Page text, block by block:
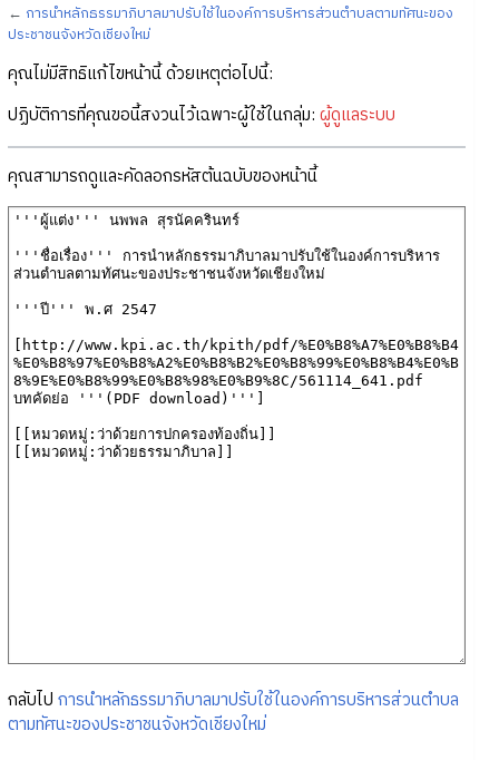
← การนำหลักธรรมาภิบาลมาปรับใช้ในองค์การบริหารส่วนตำบลตามทัศนะของ
ประชาชนจังหวัดเชียงใหม่
คุณไม่มีสิทธิแก้ไขหน้านี้ ด้วยเหตุต่อไปนี้:
ปฏิบัติการที่คุณขอนี้สงวนไว้เฉพาะผู้ใช้ในกลุ่ม: ผู้ดูแลระบบ
คุณสามารถดูและคัดลอกรหัสต้นฉบับของหน้านี้
กลับไป การนำหลักธรรมาภิบาลมาปรับใช้ในองค์การบริหารส่วนตำบล
ตามทัศนะของประชาชนจังหวัดเชียงใหม่